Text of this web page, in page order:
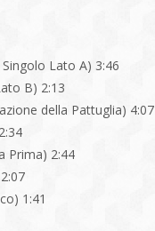
Lato A) 3:46
B) 2:13
della Pattuglia) 4:07
Prima) 2:44
1:41